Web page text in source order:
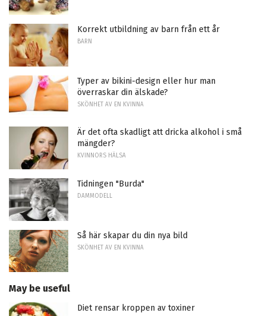
Korrekt utbildning av barn från ett år
BARN
Typer av bikini-design eller hur man
överraskar din älskade?
SKÖNHET AV EN KVINNA
Är det ofta skadligt att dricka alkohol i små
mängder?
KVINNORS HÄLSA
Tidningen "Burda"
DAMMODELL
Så här skapar du din nya bild
SKÖNHET AV EN KVINNA
May be useful
Diet rensar kroppen av toxiner